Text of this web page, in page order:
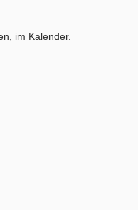
im Kalender.